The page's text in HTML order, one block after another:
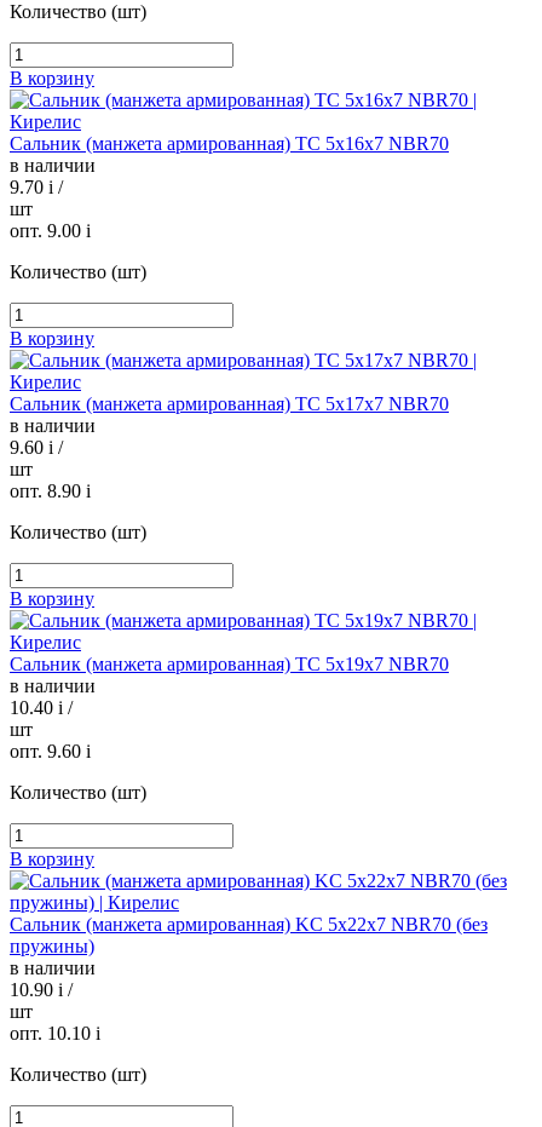
Количество (шт)
В корзину
Сальник (манжета армированная) TC 5х16х7 NBR70
в наличии
9.70 i /
шт
опт. 9.00 i
Количество (шт)
В корзину
Сальник (манжета армированная) TC 5х17х7 NBR70
в наличии
9.60 i /
шт
опт. 8.90 i
Количество (шт)
В корзину
Сальник (манжета армированная) TC 5х19х7 NBR70
в наличии
10.40 i /
шт
опт. 9.60 i
Количество (шт)
В корзину
Сальник (манжета армированная) KC 5х22х7 NBR70 (без
пружины)
в наличии
10.90 i /
шт
опт. 10.10 i
Количество (шт)